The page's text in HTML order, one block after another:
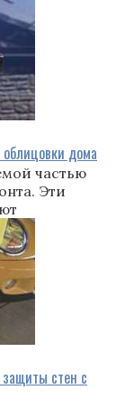
дома
частью
Эти
стен с